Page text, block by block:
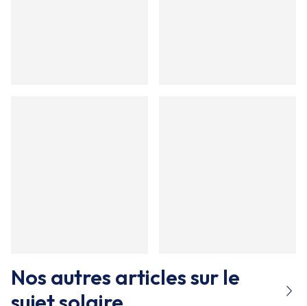
Nos autres articles sur le